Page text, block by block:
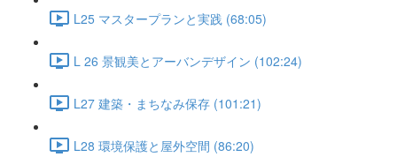
L25 マスタープランと実践 (68:05)
L 26 景観美とアーバンデザイン (102:24)
L27 建築・まちなみ保存 (101:21)
L28 環境保護と屋外空間 (86:20)